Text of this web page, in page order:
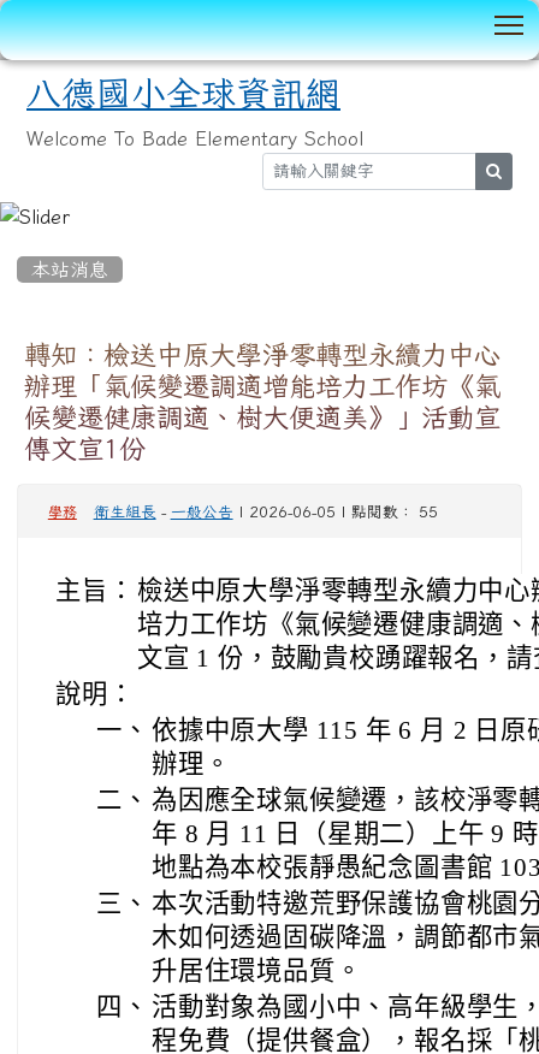
八德國小全球資訊網
Welcome To Bade Elementary School
本站消息
轉知：檢送中原大學淨零轉型永續力中心
辦理「氣候變遷調適增能培力工作坊《氣
候變遷健康調適、樹大便適美》」活動宣
傳文宣1份
學務 衛生組長 - 一般公告 | 2026-06-05 | 點閱數： 55
主旨： 檢送中原大學淨零轉型永續力中
培力工作坊《氣候變遷健康調適
文宣 1 份，鼓勵貴校踴躍報名，
說明：
一、 依據中原大學 115 年 6 月 2 日原
辦理。
二、 為因應全球氣候變遷，該校淨零
年 8 月 11 日（星期二）上午 9
地點為本校張靜愚紀念圖書館
三、 本次活動特邀荒野保護協會桃園
木如何透過固碳降溫，調節都市
升居住環境品質。
四、 活動對象為國小中、高年級學生
程免費（提供餐盒），報名採「